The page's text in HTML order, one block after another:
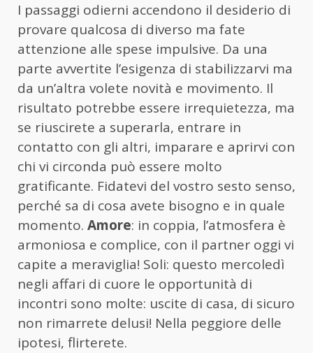
I passaggi odierni accendono il desiderio di
provare qualcosa di diverso ma fate
attenzione alle spese impulsive. Da una
parte avvertite l’esigenza di stabilizzarvi ma
da un’altra volete novità e movimento. Il
risultato potrebbe essere irrequietezza, ma
se riuscirete a superarla, entrare in
contatto con gli altri, imparare e aprirvi con
chi vi circonda può essere molto
gratificante. Fidatevi del vostro sesto senso,
perché sa di cosa avete bisogno e in quale
momento. Amore: in coppia, l’atmosfera è
armoniosa e complice, con il partner oggi vi
capite a meraviglia! Soli: questo mercoledì
negli affari di cuore le opportunità di
incontri sono molte: uscite di casa, di sicuro
non rimarrete delusi! Nella peggiore delle
ipotesi, flirterete.